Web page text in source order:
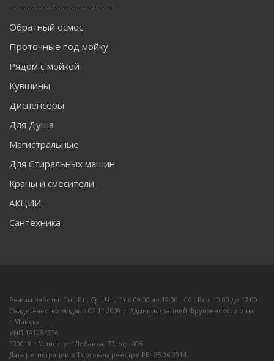
----------------------------
Обратный осмос
Проточные под мойку
Рядом с мойкой
Кувшины
Диспенсеры
Для Душа
Магистральные
Для Стиральных машин
Краны и смесители
АКЦИИ
Сантехника
Режим работы: Пн , Вт , Ср , Чт , Пт c 09:00 до 19:00 ; Сб , Вс c 10:00 до 17:00
Свидетельство выдано 02.11.2009 г. Администрацией Фрунзенского р-на
г.Минска
УНП 191254276
220019 г.Минск, ул. Лобанка, 77, оф. 405
Дата регистрации в Торговом реестре РБ: 25.06.2014